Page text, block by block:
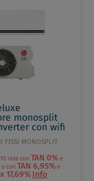
monosplit
con wifi
FISSI MONOSPLIT
rate conTAN 0%e
o conTAN 6,95%e
17,69%Info